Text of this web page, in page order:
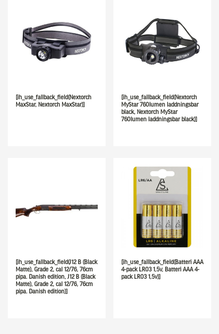
[ih_use_fallback_field(Nextorch
MaxStar, Nextorch MaxStar)]
[ih_use_fallback_field(Nextorch
MyStar 760lumen laddningsbar
black, Nextorch MyStar
760lumen laddningsbar black)]
[ih_use_fallback_field(J12 B (Black
Matte), Grade 2, cal 12/76, 76cm
pipa. Danish edition, J12 B (Black
Matte), Grade 2, cal 12/76, 76cm
pipa. Danish edition)]
[ih_use_fallback_field(Batteri AAA
4-pack LR03 1,5v, Batteri AAA 4-
pack LR03 1,5v)]